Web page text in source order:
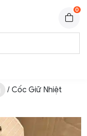
0
/ Cốc Giữ Nhiệt